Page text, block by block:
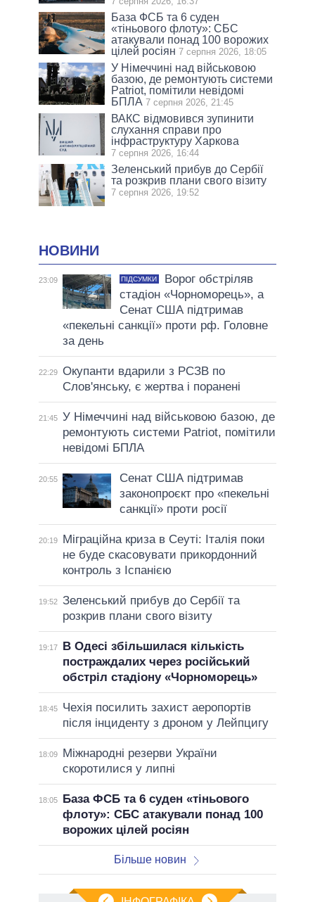
База ФСБ та 6 суден
«тіньового флоту»: СБС
атакували понад 100 ворожих
цілей росіян 7 серпня 2026, 18:05
У Німеччині над військовою
базою, де ремонтують системи
Patriot, помітили невідомі
БПЛА 7 серпня 2026, 21:45
ВАКС відмовився зупинити
слухання справи про
інфраструктуру Харкова
7 серпня 2026, 16:44
Зеленський прибув до Сербії
та розкрив плани свого візиту
7 серпня 2026, 19:52
НОВИНИ
23:09 ПІДСУМКИ
Ворог обстріляв
стадіон «Чорноморець», а
Сенат США підтримав
«пекельні санкції» проти рф. Головне
за день
22:29 Окупанти вдарили з РСЗВ по
Слов'янську, є жертва і поранені
21:45 У Німеччині над військовою базою, де
ремонтують системи Patriot, помітили
невідомі БПЛА
20:55
Сенат США підтримав
законопроєкт про «пекельні
санкції» проти росії
20:19
Міграційна криза в Сеуті: Італія поки
не буде скасовувати прикордонний
контроль з Іспанією
19:52 Зеленський прибув до Сербії та
розкрив плани свого візиту
19:17
В Одесі збільшилася кількість
постраждалих через російський
обстріл стадіону «Чорноморець»
18:45
Чехія посилить захист аеропортів
після інциденту з дроном у Лейпцигу
18:09
Міжнародні резерви України
скоротилися у липні
18:05
База ФСБ та 6 суден «тіньового
флоту»: СБС атакували понад 100
ворожих цілей росіян
Більше новин